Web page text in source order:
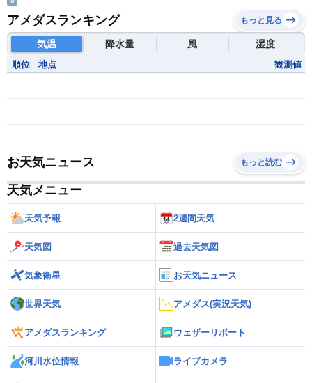
アメダスランキング もっと見る
気温 降水量 風 湿度
順位 地点 観測値
お天気ニュース もっと読む
天気メニュー
天気予報 2週間天気
天気図 過去天気図
気象衛星 お天気ニュース
世界天気 アメダス(実況天気)
アメダスランキング ウェザーリポート
河川水位情報 ライブカメラ